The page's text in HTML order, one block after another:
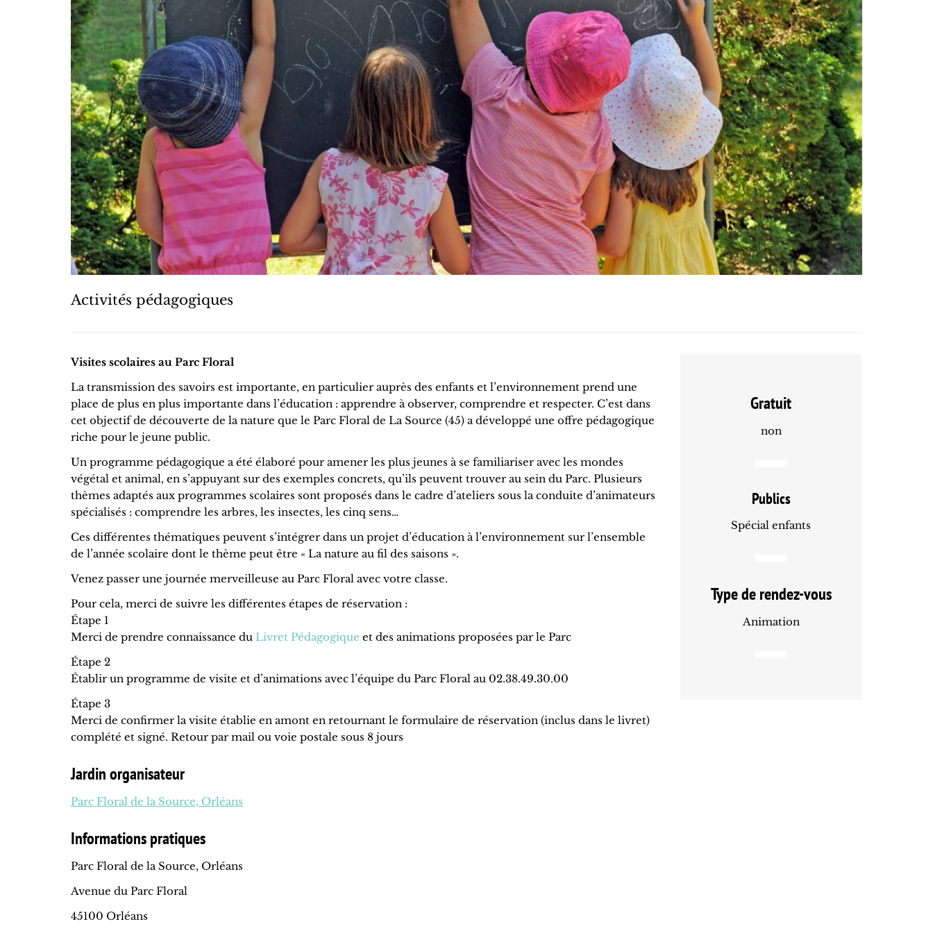
Activités pédagogiques
Visites scolaires au Parc Floral
La transmission des savoirs est importante, en particulier auprès des enfants et l’environnement prend une
place de plus en plus importante dans l’éducation : apprendre à observer, comprendre et respecter. C’est dans
cet objectif de découverte de la nature que le Parc Floral de La Source (45) a développé une offre pédagogique
riche pour le jeune public.
Un programme pédagogique a été élaboré pour amener les plus jeunes à se familiariser avec les mondes
végétal et animal, en s’appuyant sur des exemples concrets, qu’ils peuvent trouver au sein du Parc. Plusieurs
thèmes adaptés aux programmes scolaires sont proposés dans le cadre d’ateliers sous la conduite d’animateurs
spécialisés : comprendre les arbres, les insectes, les cinq sens…
Ces différentes thématiques peuvent s’intégrer dans un projet d’éducation à l’environnement sur l’ensemble
de l’année scolaire dont le thème peut être « La nature au fil des saisons ».
Venez passer une journée merveilleuse au Parc Floral avec votre classe.
Pour cela, merci de suivre les différentes étapes de réservation :
Étape 1
Merci de prendre connaissance du Livret Pédagogique et des animations proposées par le Parc
Étape 2
Établir un programme de visite et d’animations avec l’équipe du Parc Floral au 02.38.49.30.00
Étape 3
Merci de confirmer la visite établie en amont en retournant le formulaire de réservation (inclus dans le livret)
complété et signé. Retour par mail ou voie postale sous 8 jours
Jardin organisateur
Parc Floral de la Source, Orléans
Informations pratiques
Parc Floral de la Source, Orléans
Avenue du Parc Floral
45100 Orléans
Gratuit
non
Publics
Spécial enfants
Type de rendez-vous
Animation